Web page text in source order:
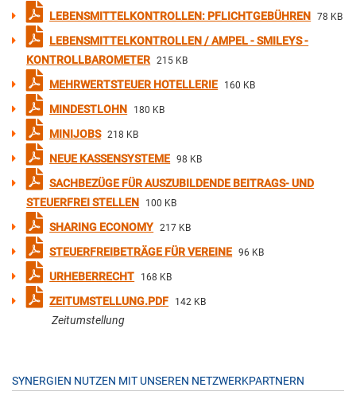
LEBENSMITTELKONTROLLEN: PFLICHTGEBÜHREN 78 KB
LEBENSMITTELKONTROLLEN / AMPEL - SMILEYS -
KONTROLLBAROMETER 215 KB
MEHRWERTSTEUER HOTELLERIE 160 KB
MINDESTLOHN 180 KB
MINIJOBS 218 KB
NEUE KASSENSYSTEME 98 KB
SACHBEZÜGE FÜR AUSZUBILDENDE BEITRAGS- UND
STEUERFREI STELLEN
100 KB
SHARING ECONOMY 217 KB
STEUERFREIBETRÄGE FÜR VEREINE 96 KB
URHEBERRECHT 168 KB
ZEITUMSTELLUNG.PDF 142 KB
Zeitumstellung
SYNERGIEN NUTZEN MIT UNSEREN NETZWERKPARTNERN